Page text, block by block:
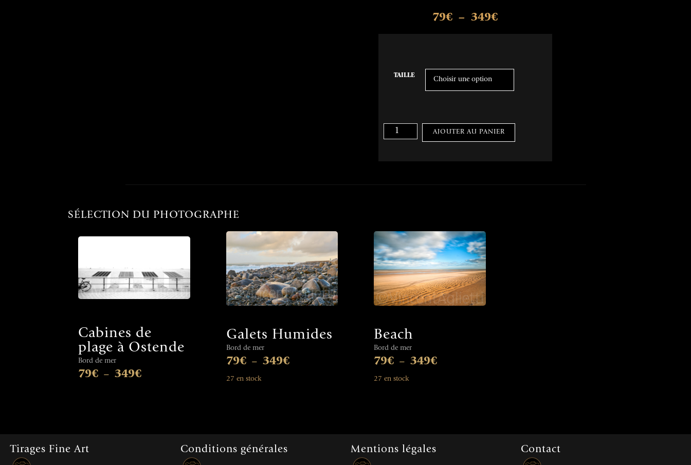
79€ – 349€
TAILLE
AJOUTER AU PANIER
SÉLECTION DU PHOTOGRAPHE
Cabines de
plage à Ostende
Bord de mer
79€ – 349€
Galets Humides
Bord de mer
79€ – 349€
27 en stock
Beach
Bord de mer
79€ – 349€
27 en stock
Tirages Fine Art Conditions générales Mentions légales Contact